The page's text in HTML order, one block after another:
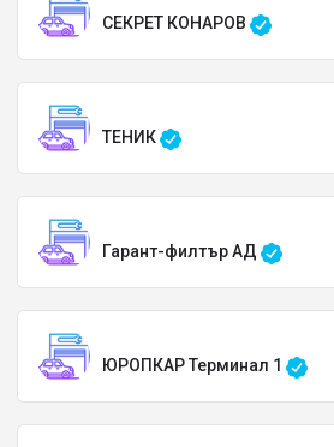
СЕКРЕТ КОНАРОВ
ТЕНИК
Гарант-филтър АД
ЮРОПКАР Терминал 1